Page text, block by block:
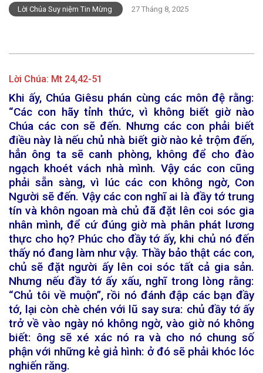
Lời Chúa Suy niệm Tin Mừng 27 Tháng 8, 2025
Lời Chúa: Mt 24,42-51
Khi ấy, Chúa Giêsu phán cùng các môn đệ rằng:
“Các con hãy tỉnh thức, vì không biết giờ nào
Chúa các con sẽ đến. Nhưng các con phải biết
điều này là nếu chủ nhà biết giờ nào kẻ trộm đến,
hẳn ông ta sẽ canh phòng, không để cho đào
ngạch khoét vách nhà mình. Vậy các con cũng
phải sẵn sàng, vì lúc các con không ngờ, Con
Người sẽ đến. Vậy các con nghĩ ai là đầy tớ trung
tín và khôn ngoan mà chủ đã đặt lên coi sóc gia
nhân mình, để cứ đúng giờ mà phân phát lương
thực cho họ? Phúc cho đầy tớ ấy, khi chủ nó đến
thấy nó đang làm như vậy. Thầy bảo thật các con,
chủ sẽ đặt người ấy lên coi sóc tất cả gia sản.
Nhưng nếu đầy tớ ấy xấu, nghĩ trong lòng rằng:
“Chủ tôi về muộn”, rồi nó đánh đập các bạn đầy
tớ, lại còn chè chén với lũ say sưa: chủ đầy tớ ấy
trở về vào ngày nó không ngờ, vào giờ nó không
biết: ông sẽ xé xác nó ra và cho nó chung số
phận với những kẻ giả hình: ở đó sẽ phải khóc lóc
nghiến răng.